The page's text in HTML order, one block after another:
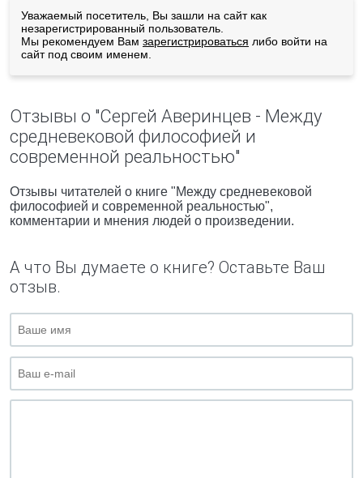
Уважаемый посетитель, Вы зашли на сайт как
незарегистрированный пользователь.
Мы рекомендуем Вам зарегистрироваться либо войти на
сайт под своим именем.
Отзывы о "Сергей Аверинцев - Между
средневековой философией и
современной реальностью"
Отзывы читателей о книге "Между средневековой
философией и современной реальностью",
комментарии и мнения людей о произведении.
А что Вы думаете о книге? Оставьте Ваш
отзыв.